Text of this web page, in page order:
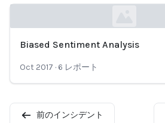
Biased Sentiment Analysis
Oct 2017 · 6 レポート
前のインシデント